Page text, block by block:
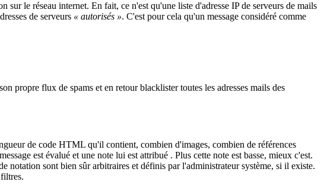
le réseau internet. En fait, ce n'est qu'une liste d'adresse IP de serveurs de mails
de serveurs « autorisés ». C'est pour cela qu'un message considéré comme
propre flux de spams et en retour blacklister toutes les adresses mails des
de code HTML qu'il contient, combien d'images, combien de références
est évalué et une note lui est attribué . Plus cette note est basse, mieux c'est.
notation sont bien sûr arbitraires et définis par l'administrateur système, si il existe.